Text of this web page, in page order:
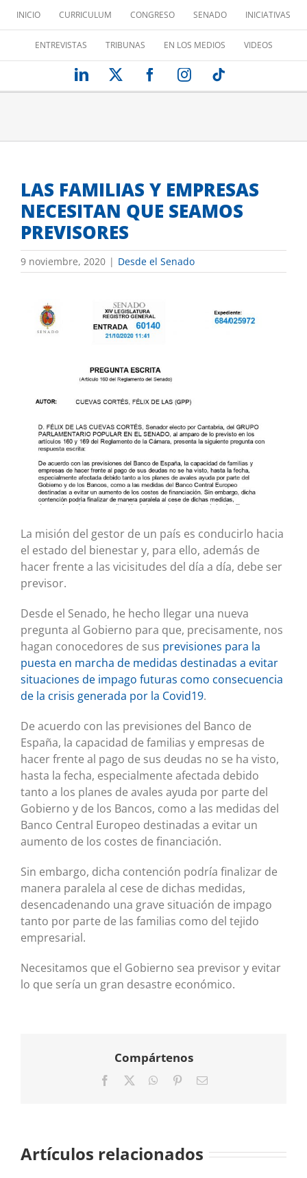
contenido
INICIO CURRICULUM CONGRESO SENADO INICIATIVAS
ENTREVISTAS TRIBUNAS EN LOS MEDIOS VIDEOS
LinkedIn FacebookInstagram
LAS FAMILIAS Y EMPRESAS
NECESITAN QUE SEAMOS
PREVISORES
9 noviembre, 2020 | Desde el Senado
imagen
más
La misión del gestor de un país es conducirlo hacia
el estado del bienestar y, para ello, además de
hacer frente a las vicisitudes del día a día, debe ser
previsor.
Desde el Senado, he hecho llegar una nueva
pregunta al Gobierno para que, precisamente, nos
hagan conocedores de sus previsiones para la
puesta en marcha de medidas destinadas a evitar
situaciones de impago futuras como consecuencia
de la crisis generada por la Covid19.
De acuerdo con las previsiones del Banco de
España, la capacidad de familias y empresas de
hacer frente al pago de sus deudas no se ha visto,
hasta la fecha, especialmente afectada debido
tanto a los planes de avales ayuda por parte del
Gobierno y de los Bancos, como a las medidas del
Banco Central Europeo destinadas a evitar un
aumento de los costes de financiación.
Sin embargo, dicha contención podría finalizar de
manera paralela al cese de dichas medidas,
desencadenando una grave situación de impago
tanto por parte de las familias como del tejido
empresarial.
Necesitamos que el Gobierno sea previsor y evitar
lo que sería un gran desastre económico.
Compártenos
Facebook WhatsApp
PinterestCorreo
Artículos relacionados